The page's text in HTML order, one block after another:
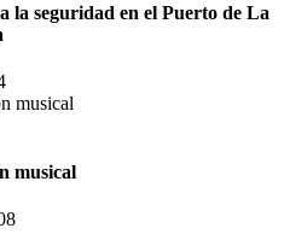
seguridad en el Puerto de La
musical